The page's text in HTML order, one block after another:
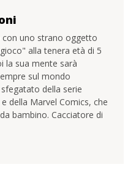
uno strano oggetto
alla tenera età di 5
la sua mente sarà
sul mondo
della serie
della Marvel Comics, che
bambino. Cacciatore di